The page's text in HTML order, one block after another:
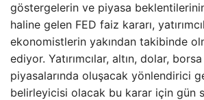
göstergelerin ve piyasa
haline gelen FED faiz kararı,
ekonomistlerin yakından takibinde
ediyor. Yatırımcılar, altın, dolar,
piyasalarında oluşacak yönlendirici
belirleyicisi olacak bu karar için gün